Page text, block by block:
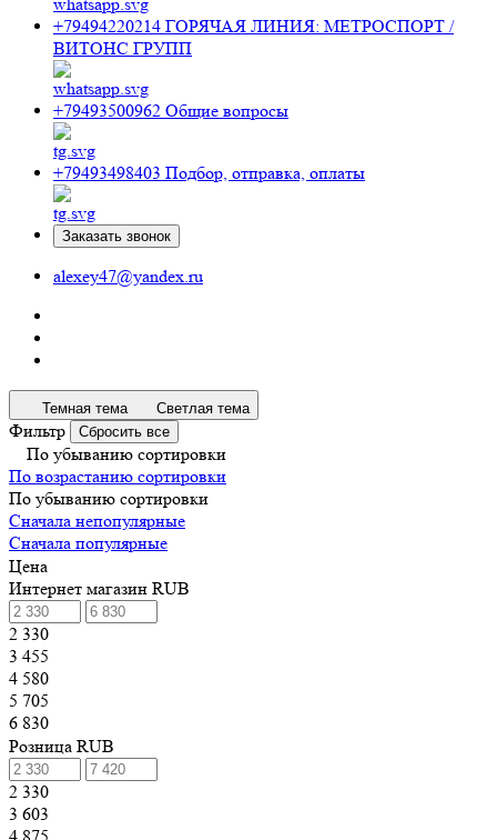
+79494220214 ГОРЯЧАЯ ЛИНИЯ: МЕТРОСПОРТ /
ВИТОНС ГРУПП
+79493500962 Общие вопросы
+79493498403 Подбор, отправка, оплаты
Заказать звонок
alexey47@yandex.ru
Темная тема Светлая тема
Фильтр Сбросить все
По убыванию сортировки
По возрастанию сортировки
По убыванию сортировки
Сначала непопулярные
Сначала популярные
Цена
Интернет магазин RUB
2 330
3 455
4 580
5 705
6 830
Розница RUB
2 330
3 603